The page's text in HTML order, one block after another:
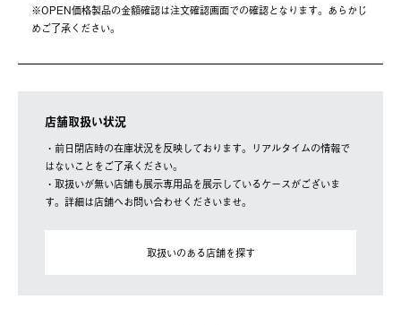
※OPEN価格製品の⾦額確認は注⽂確認画⾯での確認となります。あらかじ
めご了承ください。
店舗取扱い状況
・前日閉店時の在庫状況を反映しております。リアルタイムの情報で
はないことをご了承ください。
・取扱いが無い店舗も展示専用品を展示しているケースがございま
す。詳細は店舗へお問い合わせくださいませ。
取扱いのある店舗を探す